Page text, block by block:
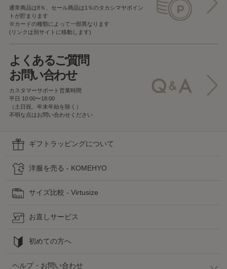
通常商品は8％、セール商品は1％のタカシマヤポイン
トが貯まります
※カードの種類によって一部異なります
(リンクは別サイトに移動します)
よくあるご質問
お問い合わせ
カスタマーサポート営業時間
平日 10:00〜18:00
（土日祝、年末年始を除く）
不明な点はお問い合わせください
ギフトラッピングについて
洋服を売る - KOMEHYO
サイズ比較 - Virtusize
お直しサービス
初めての方へ
ヘルプ・お問い合わせ